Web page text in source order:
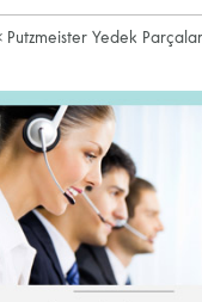
Putzmeister Yedek